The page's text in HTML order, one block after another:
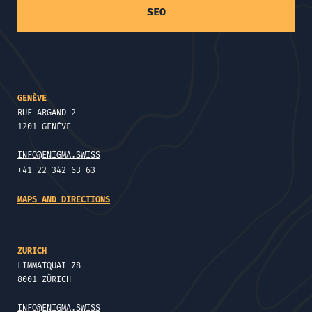
SEO
GENÈVE
RUE ARGAND 2
1201 GENÈVE
INFO@ENIGMA.SWISS
+41 22 342 63 63
MAPS AND DIRECTIONS
ZURICH
LIMMATQUAI 78
8001 ZÜRICH
INFO@ENIGMA.SWISS